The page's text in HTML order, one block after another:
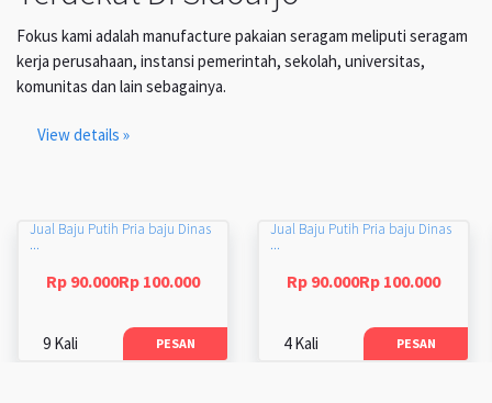
Fokus kami adalah manufacture pakaian seragam meliputi seragam
kerja perusahaan, instansi pemerintah, sekolah, universitas,
komunitas dan lain sebagainya.
View details »
Jual Baju Putih Pria baju Dinas
...
Rp 90.000Rp 100.000
9 Kali PESAN
Jual Baju Putih Pria baju Dinas
...
Rp 90.000Rp 100.000
4 Kali PESAN